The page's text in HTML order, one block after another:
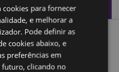
para livros - Gatos Feline
cookies para fornecer
e melhorar a
Pode definir as
cookies abaixo, e
preferências em
clicando no